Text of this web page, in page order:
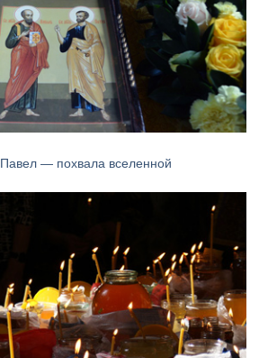
— похвала вселенной